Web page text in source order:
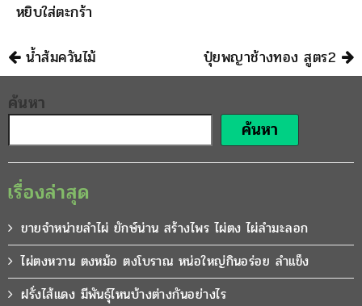
หยิบใส่ตะกร้า
นำทาง
น้ำส้มควันไม้ ปุ๋ยพญาช้างทอง สูตร2
ค้นหา
ค้นหา
เรื่องล่าสุด
ขายจำหน่ายลำไผ่ ยักษ์น่าน สร้างไพร ไผ่ตง ไผ่ลำมะลอก
ไผ่ตงหวาน ตงหม้อ ตงโบราณ หน่อใหญ่กินอร่อย ลำแข็ง
ฝรั่งไส้แดง มีพันธุ์ไหนบ้างต่างกันอย่างไร